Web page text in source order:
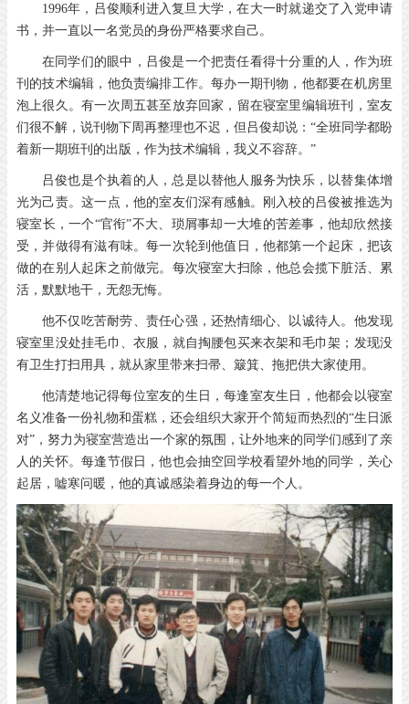
1996年，吕俊顺利进入复旦大学，在大一时就递交了入党申请
书，并一直以一名党员的身份严格要求自己。
在同学们的眼中，吕俊是一个把责任看得十分重的人，作为班
刊的技术编辑，他负责编排工作。每办一期刊物，他都要在机房里
泡上很久。有一次周五甚至放弃回家，留在寝室里编辑班刊，室友
们很不解，说刊物下周再整理也不迟，但吕俊却说：“全班同学都盼
着新一期班刊的出版，作为技术编辑，我义不容辞。”
吕俊也是个执着的人，总是以替他人服务为快乐，以替集体增
光为己责。这一点，他的室友们深有感触。刚入校的吕俊被推选为
寝室长，一个“官衔”不大、琐屑事却一大堆的苦差事，他却欣然接
受，并做得有滋有味。每一次轮到他值日，他都第一个起床，把该
做的在别人起床之前做完。每次寝室大扫除，他总会揽下脏活、累
活，默默地干，无怨无悔。
他不仅吃苦耐劳、责任心强，还热情细心、以诚待人。他发现
寝室里没处挂毛巾、衣服，就自掏腰包买来衣架和毛巾架；发现没
有卫生打扫用具，就从家里带来扫帚、簸箕、拖把供大家使用。
他清楚地记得每位室友的生日，每逢室友生日，他都会以寝室
名义准备一份礼物和蛋糕，还会组织大家开个简短而热烈的“生日派
对”，努力为寝室营造出一个家的氛围，让外地来的同学们感到了亲
人的关怀。每逢节假日，他也会抽空回学校看望外地的同学，关心
起居，嘘寒问暖，他的真诚感染着身边的每一个人。